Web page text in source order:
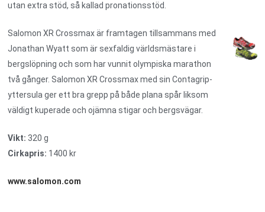
utan extra stöd, så kallad pronationsstöd.
Salomon XR Crossmax är framtagen tillsammans med
Jonathan Wyatt som är sexfaldig världsmästare i
bergslöpning och som har vunnit olympiska marathon
två gånger. Salomon XR Crossmax med sin Contagrip-
yttersula ger ett bra grepp på både plana spår liksom
väldigt kuperade och ojämna stigar och bergsvägar.
Vikt: 320 g
Cirkapris: 1400 kr
www.salomon.com